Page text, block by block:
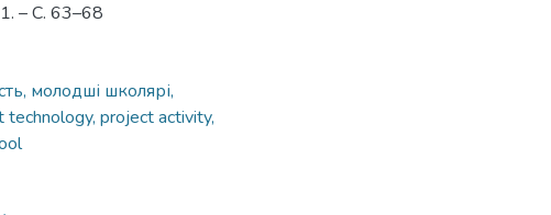
– С. 63–68
молодші школярі,
project activity,